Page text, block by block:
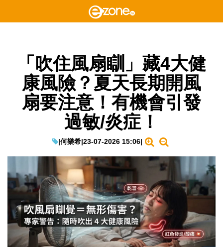
「吹住風扇瞓」藏4大健
康風險？夏天長期開風
扇要注意！有機會引發
過敏/炎症！
|何樂希|23-07-2026 15:06|